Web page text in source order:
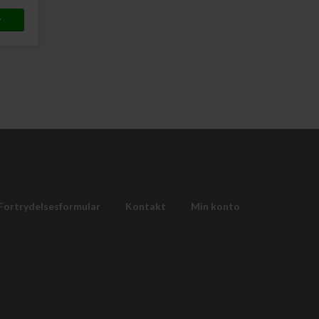
Kontakt Min konto